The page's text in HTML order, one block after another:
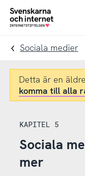
Till
navigation
Till
innehåll
To
Sociala medier
Detta är en
komma till alla
KAPITEL 5
Sociala
mer